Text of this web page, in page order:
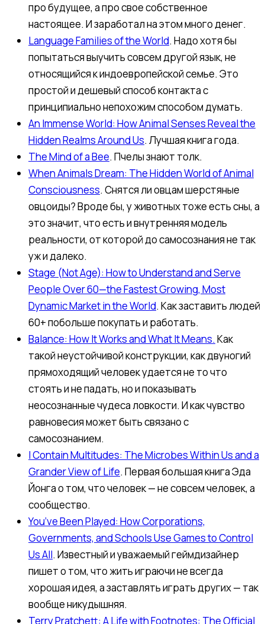
про будущее, а про свое собственное
настоящее. И заработал на этом много денег.
Language Families of the World. Надо хотя бы
попытаться выучить совсем другой язык, не
относящийся к индоевропейской семье. Это
простой и дешевый способ контакта с
принципиально непохожим способом думать.
An Immense World: How Animal Senses Reveal the
Hidden Realms Around Us. Лучшая книга года.
The Mind of a Bee. Пчелы знают толк.
When Animals Dream: The Hidden World of Animal
Consciousness. Снятся ли овцам шерстяные
овцоиды? Вроде бы, у животных тоже есть сны, а
это значит, что есть и внутренняя модель
реальности, от которой до самосознания не так
уж и далеко.
Stage (Not Age): How to Understand and Serve
People Over 60—the Fastest Growing, Most
Dynamic Market in the World. Как заставить людей
60+ побольше покупать и работать.
Balance: How It Works and What It Means. Как
такой неустойчивой конструкции, как двуногий
прямоходящий человек удается не то что
стоять и не падать, но и показывать
неосознанные чудеса ловкости. И как чувство
равновесия может быть связано с
самосознанием.
I Contain Multitudes: The Microbes Within Us and a
Grander View of Life. Первая большая книга Эда
Йонга о том, что человек — не совсем человек, а
сообщество.
You’ve Been Played: How Corporations,
Governments, and Schools Use Games to Control
Us All. Известный и уважаемый геймдизайнер
пишет о том, что жить играючи не всегда
хорошая идея, а заставлять играть других — так
вообще никудышняя.
Terry Pratchett: A Life with Footnotes: The Official